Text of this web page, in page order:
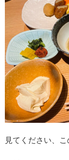
見てください、こ